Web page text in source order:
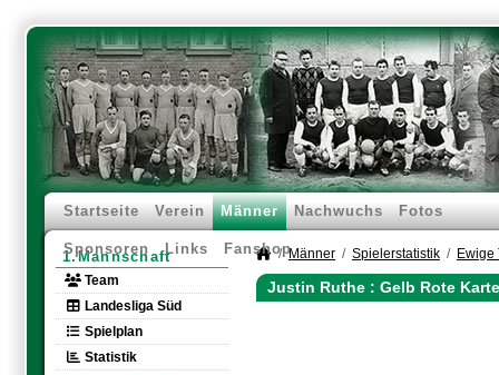
Startseite Verein Männer Nachwuchs Fotos
Sponsoren Links Fanshop
1.Mannschaft
Team
Landesliga Süd
Spielplan
Statistik
Männer Spielerstatistik Ewige
Justin Ruthe : Gelb Rote